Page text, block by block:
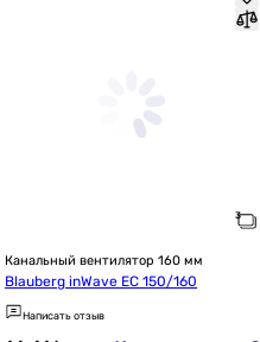
Канальный вентилятор 160 мм
Blauberg inWave EC 150/160
Написать отзыв